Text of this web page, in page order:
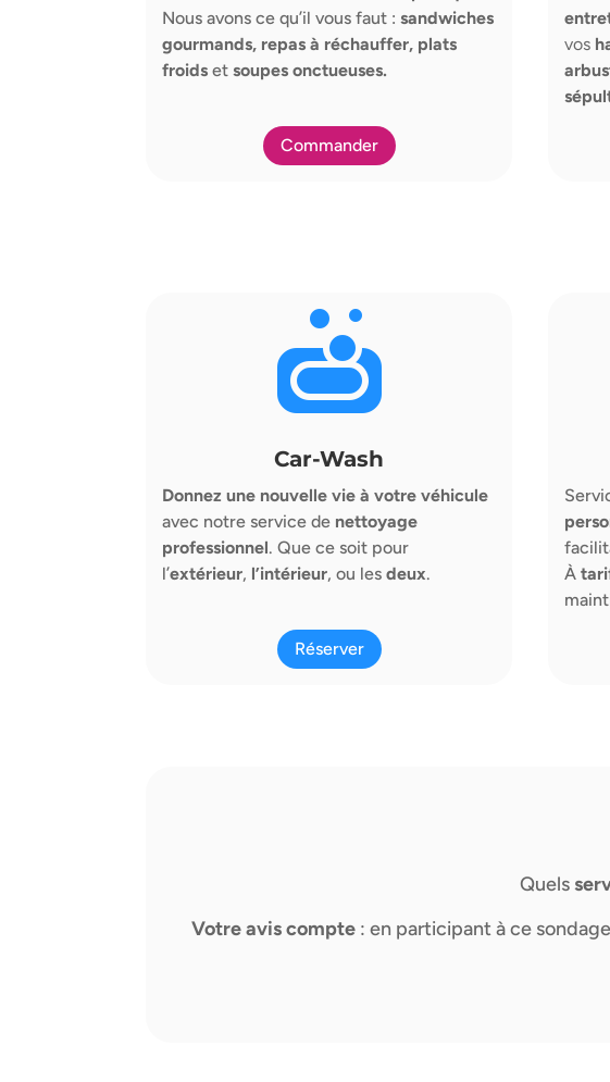
Nous avons ce qu’il vous faut :sandwiches
gourmands, repas à réchauffer, plats
froidset soupes onctueuses.
Commander
vos

Car-Wash
Donnez une nouvelle vie à votre véhicule
avec notre service de nettoyage
professionnel. Que ce soit pour
l’extérieur, l’intérieur, ou lesdeux.
Réserver
À
Quels
Votre avis compte : en participant à ce